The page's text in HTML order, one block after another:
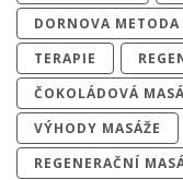
DORNOVA METODA
TERAPIE
ČOKOLÁDOVÁ
VÝHODY MASÁŽE
REGENERAČNÍ